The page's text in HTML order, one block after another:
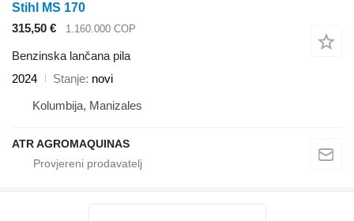
Stihl MS 170
315,50 €
1.160.000 COP
Benzinska lančana pila
2024
Stanje novi
Kolumbija, Manizales
ATR AGROMAQUINAS